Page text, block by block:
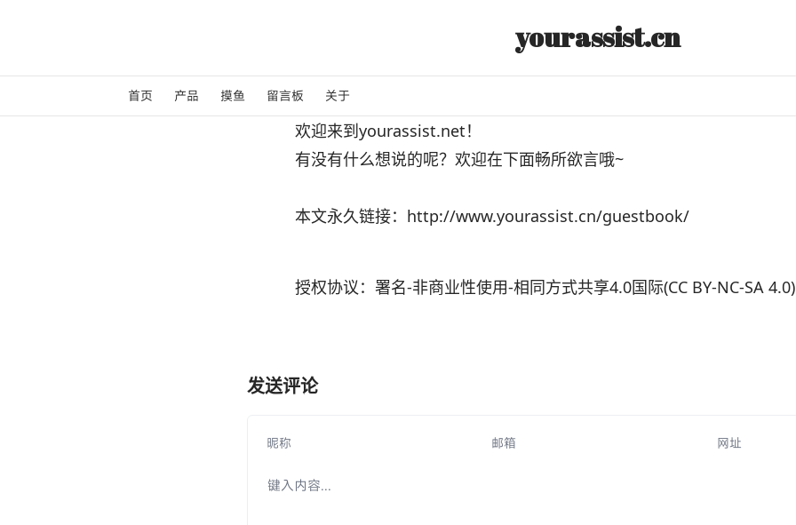
yourassist.cn
首页 产品 摸鱼 留言板 关于
欢迎来到yourassist.net！
有没有什么想说的呢？欢迎在下面畅所欲言哦~
本文永久链接： http://www.yourassist.cn/guestbook/
授权协议：署名-非商业性使用-相同方式共享4.0国际(CC BY-NC-SA 4.0)
发送评论